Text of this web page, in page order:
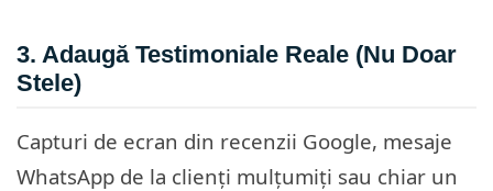
3. Adaugă Testimoniale Reale (Nu Doar
Stele)
Capturi de ecran din recenzii Google, mesaje
WhatsApp de la clienți mulțumiți sau chiar un